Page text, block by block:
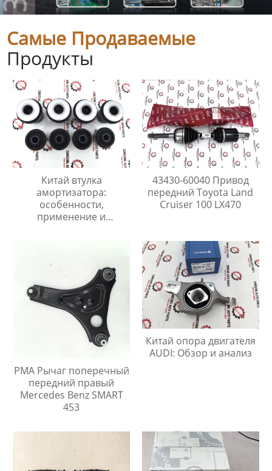
Самые Продаваемые
Продукты
Китай втулка
амортизатора:
особенности,
применение и
43430-60040 Привод
передний Toyota Land
Cruiser 100 LX470
PMA Рычаг поперечный
передний правый
Mercedes Benz SMART
453
Китай опора двигателя
AUDI: Обзор и анализ